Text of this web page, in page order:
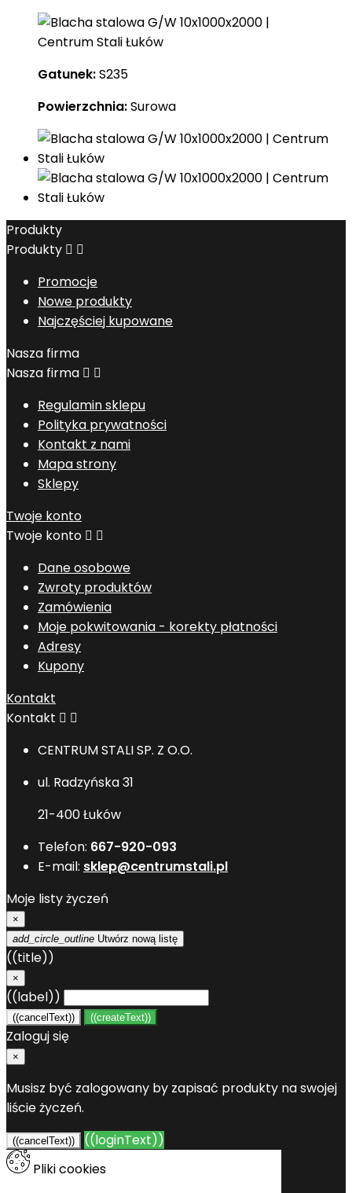
Gatunek:S235
Powierzchnia:Surowa
Produkty
Produkty  
Promocje
Nowe produkty
Najczęściej kupowane
Nasza firma
Nasza firma  
Regulamin sklepu
Polityka prywatności
Kontakt z nami
Mapa strony
Sklepy
Twoje konto
Twoje konto  
Dane osobowe
Zwroty produktów
Zamówienia
Moje pokwitowania - korekty płatności
Adresy
Kupony
Kontakt
Kontakt  
CENTRUM STALI SP. Z O.O.
ul. Radzyńska 31
21-400 Łuków
Telefon: 667-920-093
E-mail: sklep@centrumstali.pl
Moje listy życzeń
×
add_circle_outline Utwórz nową listę
((title))
×
((label))
((cancelText)) ((createText))
Zaloguj się
×
Musisz być zalogowany by zapisać produkty na swojej
liście życzeń.
((cancelText))
((loginText))
Pliki cookies